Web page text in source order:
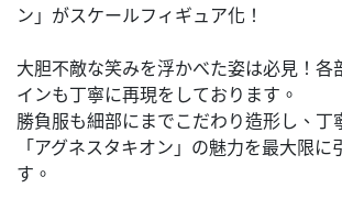
ン」がスケールフィギュア化！
大胆不敵な笑みを浮かべた姿は必見！各
インも丁寧に再現をしております。
勝負服も細部にまでこだわり造形し、丁
「アグネスタキオン」の魅力を最大限に
す。